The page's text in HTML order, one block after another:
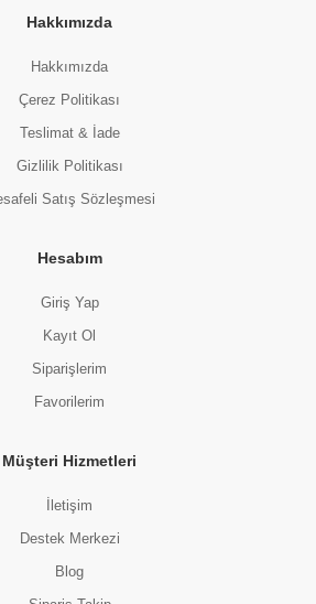
Hakkımızda
Hakkımızda
Çerez Politikası
Teslimat & İade
Gizlilik Politikası
Satış Sözleşmesi
Hesabım
Giriş Yap
Kayıt Ol
Siparişlerim
Favorilerim
Müşteri Hizmetleri
İletişim
Destek Merkezi
Blog